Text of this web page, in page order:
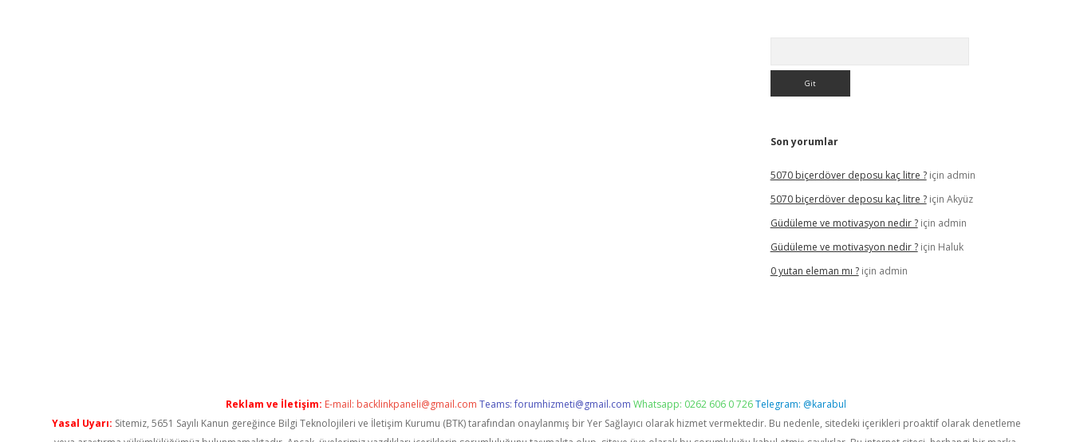
Son yorumlar
5070 biçerdöver deposu kaç litre ?için admin
5070 biçerdöver deposu kaç litre ?için Akyüz
Güdüleme ve motivasyon nedir ?için admin
Güdüleme ve motivasyon nedir ?için Haluk
0 yutan eleman mı ?için admin
Reklam ve İletişim: E-mail: backlinkpaneli@gmail.com Teams:forumhizmeti@gmail.com Whatsapp: 0262 606 0 726Telegram: @karabul
Yasal Uyarı: Sitemiz, 5651 Sayılı Kanun gereğince Bilgi Teknolojileri ve İletişim Kurumu (BTK) tarafından onaylanmış bir Yer Sağlayıcı olarak hizmet vermektedir. Bu nedenle, sitedeki içerikleri proaktif olarak denetleme